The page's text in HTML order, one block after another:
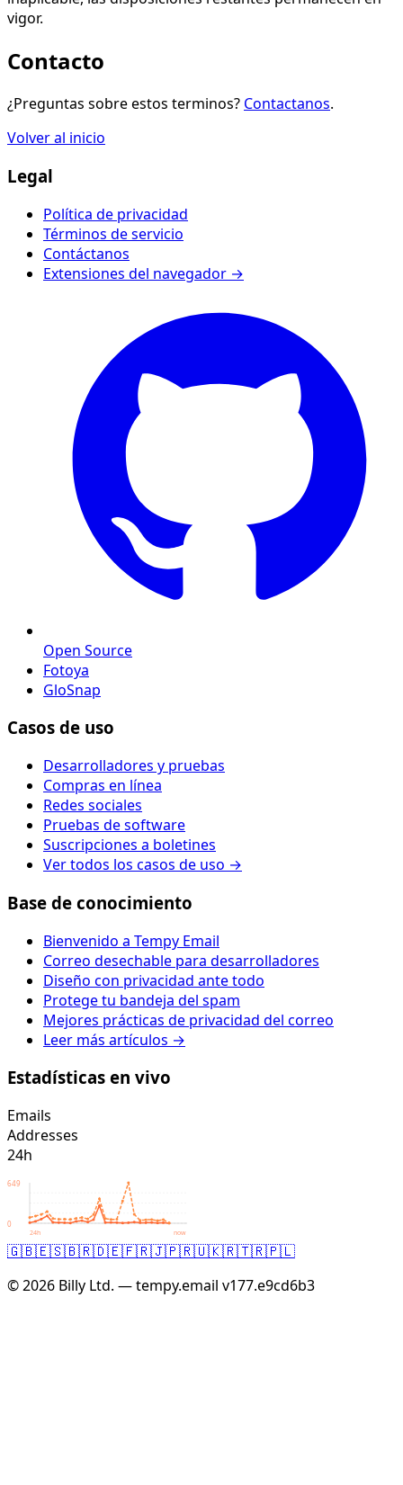
vigor.
Contacto
¿Preguntas sobre estos terminos? Contactanos.
Volver al inicio
Legal
Política de privacidad
Términos de servicio
Contáctanos
Extensiones del navegador →
Open Source
Fotoya
GloSnap
Casos de uso
Desarrolladores y pruebas
Compras en línea
Redes sociales
Pruebas de software
Suscripciones a boletines
Ver todos los casos de uso →
Base de conocimiento
Bienvenido a Tempy Email
Correo desechable para desarrolladores
Diseño con privacidad ante todo
Protege tu bandeja del spam
Mejores prácticas de privacidad del correo
Leer más artículos →
Estadísticas en vivo
Emails
Addresses
24h
649
0
24h now
🇬🇧🇪🇸🇧🇷🇩🇪🇫🇷🇯🇵🇷🇺🇰🇷🇹🇷🇵🇱
© 2026 Billy Ltd. — tempy.email v177.e9cd6b3